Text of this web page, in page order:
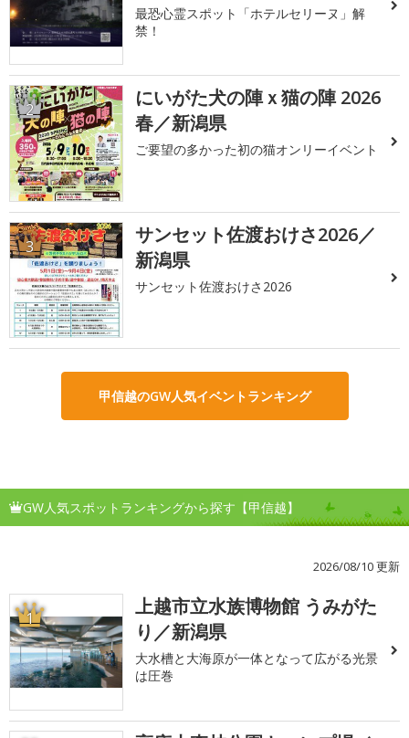
最恐心霊スポット「ホテルセリーヌ」解
禁！
2
にいがた犬の陣ｘ猫の陣 2026
春／新潟県
ご要望の多かった初の猫オンリーイベント
3
サンセット佐渡おけさ2026／
新潟県
サンセット佐渡おけさ2026
甲信越のGW人気イベントランキング
GW人気スポットランキングから探す【甲信越】
2026/08/10 更新
1
上越市立水族博物館 うみがた
り／新潟県
大水槽と大海原が一体となって広がる光景
は圧巻